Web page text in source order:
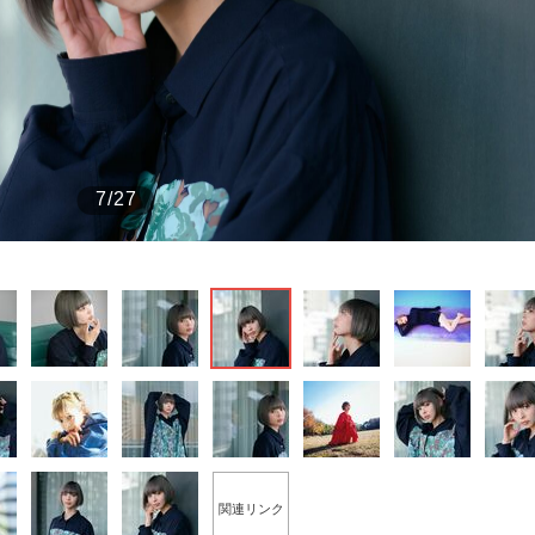
もっと見る
7/27
関連リンク